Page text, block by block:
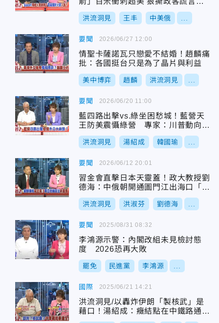
美日絕不挺台
洪流洞見 王丰 中美俄
要聞
情聖卡薩諾瓦只戀愛不結婚！趙麟痛
批：各國挺台只是為了晶片與利益
美中博弈 趙麟 洪流洞見
2026/06/27 12:00
要聞
藍四路出擊vs.綠坐困愁城！藍營天
王防美震懾綠營 專家：川普動向恐
成賴政府最大危機
洪流洞見 湯紹成 韓國瑜
2026/06/20 11:00
要聞
習金會直擊日本天靈蓋！政大教授劉
德海：中俄朝開通圖門江出海口「氣
就通了」
洪流洞見 洪淑芬 劉德海
2026/06/12 20:01
要聞
李鴻源示警：內閣改組未見檢討態
度 2026恐再大敗
罷免 民進黨 李鴻源
2025/08/31 08:32
國際
洪流洞見/以轟炸伊朗「製核武」是
藉口！湯紹成：癥結點在中鐵路通車
了！
2025/06/21 14:21